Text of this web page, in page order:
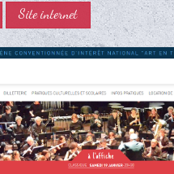
Site internet